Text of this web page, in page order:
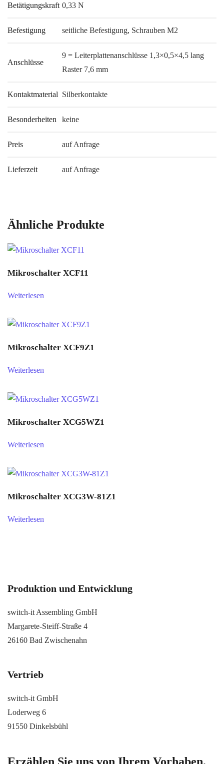
Betätigungskraft 0,33 N
Befestigung seitliche Befestigung, Schrauben M2
Anschlüsse
9 = Leiterplattenanschlüsse 1,3×0,5×4,5 lang
Raster 7,6 mm
Kontaktmaterial Silberkontakte
Besonderheiten keine
Preis auf Anfrage
Lieferzeit auf Anfrage
Ähnliche Produkte
Mikroschalter XCF11
Weiterlesen
Mikroschalter XCF9Z1
Weiterlesen
Mikroschalter XCG5WZ1
Weiterlesen
Mikroschalter XCG3W-81Z1
Weiterlesen
Produktion und Entwicklung
switch-it Assembling GmbH
Margarete-Steiff-Straße 4
26160 Bad Zwischenahn
Vertrieb
switch-it GmbH
Loderweg 6
91550 Dinkelsbühl